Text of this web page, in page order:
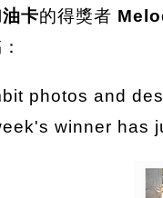
卡的得獎者
photos and
winner has